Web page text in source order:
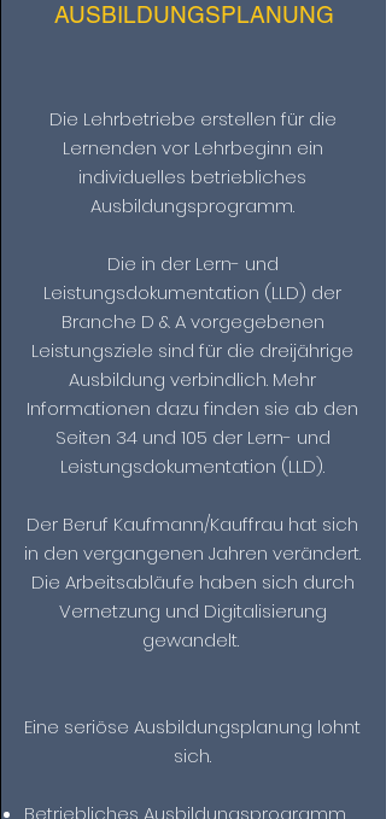
AUSBILDUNGSPLANUNG
Die Lehrbetriebe erstellen für die
Lernenden vor Lehrbeginn ein
individuelles betriebliches
Ausbildungsprogramm.
Die in der Lern- und
Leistungsdokumentation (LLD) der
Branche D & A vorgegebenen
Leistungsziele sind für die dreijährige
Ausbildung verbindlich. Mehr
Informationen dazu finden sie ab den
Seiten 34 und 105 der Lern- und
Leistungsdokumentation (LLD).
Der Beruf Kaufmann/Kauffrau hat sich
in den vergangenen Jahren verändert.
Die Arbeitsabläufe haben sich durch
Vernetzung und Digitalisierung
gewandelt.
Eine seriöse Ausbildungsplanung lohnt
sich.
Betriebliches Ausbildungsprogramm